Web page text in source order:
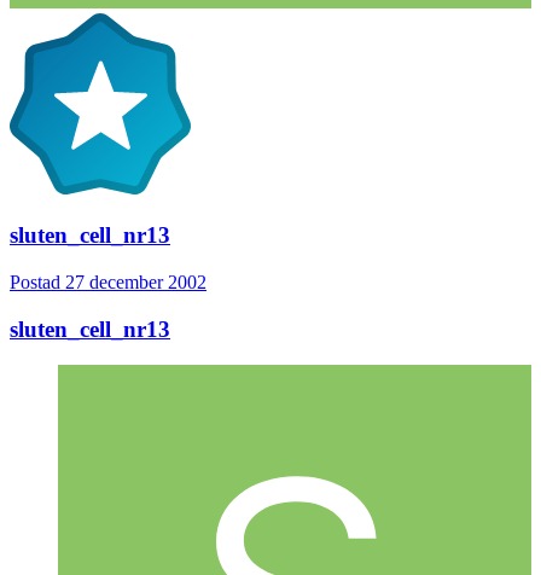
sluten_cell_nr13
Postad 27 december 2002
sluten_cell_nr13